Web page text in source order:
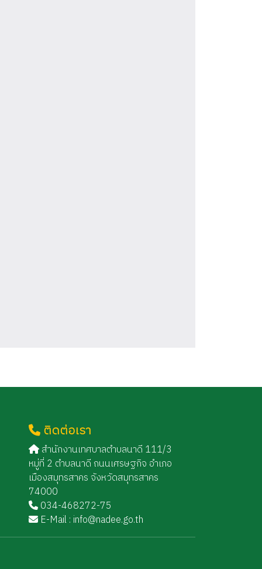
ติดต่อเรา
สำนักงานเทศบาลตำบลนาดี 111/3
หมู่ที่ 2 ตำบลนาดี ถนนเศรษฐกิจ อำเภอ
เมืองสมุทรสาคร จังหวัดสมุทรสาคร
74000
034-468272-75
E-Mail : info@nadee.go.th